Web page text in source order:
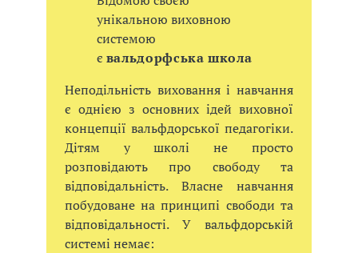
унікальною виховною
системою
є вальдорфська школа
Неподільність виховання і навчання
є однією з основних ідей виховної
концепції вальфдорської педагогіки.
Дітям у школі не просто
розповідають про свободу та
відповідальність. Власне навчання
побудоване на принципі свободи та
відповідальності. У вальфдорській
системі немає: